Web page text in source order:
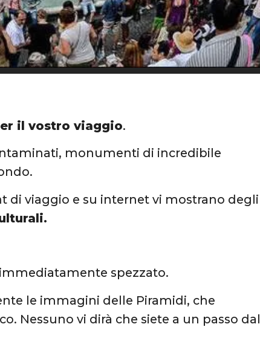
il vostro viaggio.
monumenti di incredibile
di viaggio e su internet vi mostrano degli
spezzato.
le immagini delle Piramidi, che
Nessuno vi dirà che siete a un passo dal